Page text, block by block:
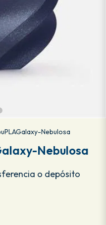
Nebulosa
Nebulosa
o depósito